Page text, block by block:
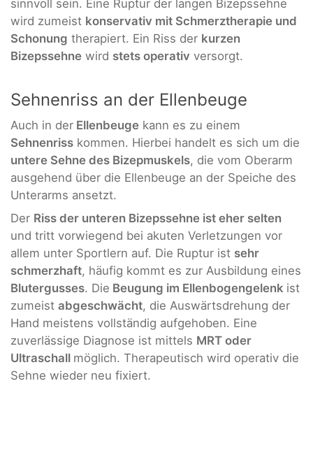
sinnvoll sein. Eine Ruptur der langen Bizepssehne
wird zumeist konservativ mit Schmerztherapie und
Schonung therapiert. Ein Riss der kurzen
Bizepssehne wird stets operativ versorgt.
Sehnenriss an der Ellenbeuge
Auch in der Ellenbeuge kann es zu einem
Sehnenriss kommen. Hierbei handelt es sich um die
untere Sehne des Bizepmuskels, die vom Oberarm
ausgehend über die Ellenbeuge an der Speiche des
Unterarms ansetzt.
Der Riss der unteren Bizepssehne ist eher selten
und tritt vorwiegend bei akuten Verletzungen vor
allem unter Sportlern auf. Die Ruptur ist sehr
schmerzhaft, häufig kommt es zur Ausbildung eines
Blutergusses. Die Beugung im Ellenbogengelenk ist
zumeist abgeschwächt, die Auswärtsdrehung der
Hand meistens vollständig aufgehoben. Eine
zuverlässige Diagnose ist mittels MRT oder
Ultraschall möglich. Therapeutisch wird operativ die
Sehne wieder neu fixiert.